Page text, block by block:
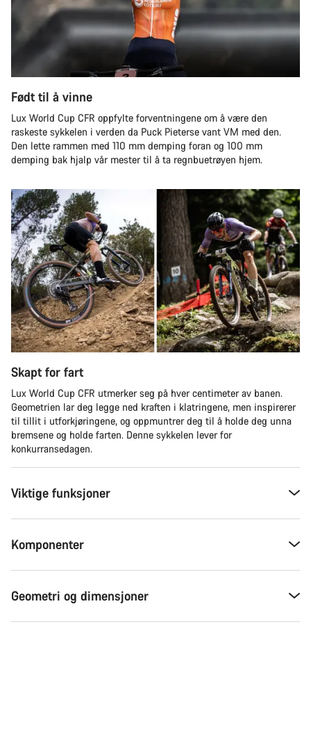
Født til å vinne
Lux World Cup CFR oppfylte forventningene om å være den
raskeste sykkelen i verden da Puck Pieterse vant VM med den.
Den lette rammen med 110 mm demping foran og 100 mm
demping bak hjalp vår mester til å ta regnbuetrøyen hjem.
Skapt for fart
Lux World Cup CFR utmerker seg på hver centimeter av banen.
Geometrien lar deg legge ned kraften i klatringene, men inspirerer
til tillit i utforkjøringene, og oppmuntrer deg til å holde deg unna
bremsene og holde farten. Denne sykkelen lever for
konkurransedagen.
Viktige funksjoner
Komponenter
Geometri og dimensjoner